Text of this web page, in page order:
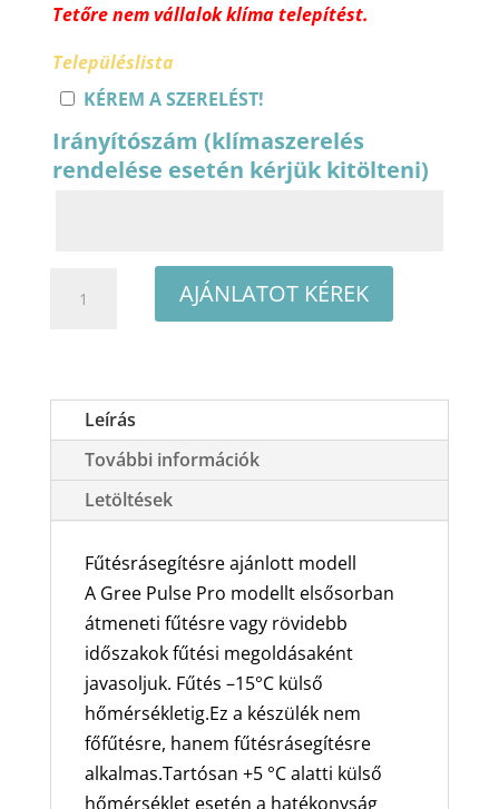
Tetőre nem vállalok klíma telepítést.
Településlista
KÉREM A SZERELÉST!
Irányítószám (klímaszerelés
rendelése esetén kérjük kitölteni)
Pulse
K6DNA1P
oldalfali
klíma
csomag
mennyiség
AJÁNLATOT KÉREK
Leírás
További információk
Letöltések
Fűtésrásegítésre ajánlott modell
A Gree Pulse Pro modellt elsősorban
átmeneti fűtésre vagy rövidebb
időszakok fűtési megoldásaként
javasoljuk. Fűtés –15°C külső
hőmérsékletig.Ez a készülék nem
főfűtésre, hanem fűtésrásegítésre
alkalmas.Tartósan +5 °C alatti külső
hőmérséklet esetén a hatékonyság